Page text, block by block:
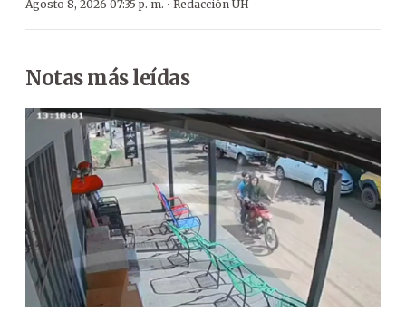
Agosto 8, 2026 07:35 p. m. · Redacción ÚH
Notas más leídas